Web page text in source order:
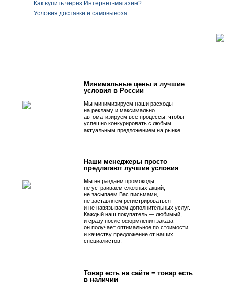
Как купить через Интернет-магазин?
Условия доставки и самовывоза
Минимальные цены и лучшие
условия в России
Мы минимизируем наши расходы
на рекламу и максимально
автоматизируем все процессы, чтобы
успешно конкурировать с любым
актуальным предложением на рынке.
Наши менеджеры просто
предлагают лучшие условия
Мы не раздаем промокоды,
не устраиваем сложных акций,
не засыпаем Вас письмами,
не заставляем регистрироваться
и не навязываем дополнительных услуг.
Каждый наш покупатель — любимый,
и сразу после оформления заказа
он получает оптимальное по стоимости
и качеству предложение от наших
специалистов.
Товар есть на сайте = товар есть
в наличии